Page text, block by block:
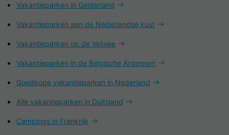
Vakantieparken in Gelderland
Vakantieparken aan de Nederlandse kust
Vakantieparken op de Veluwe
Vakantieparken in de Belgische Ardennen
Goedkope vakantieparken in Nederland
Alle vakantieparken in Duitsland
Campings in Frankrijk